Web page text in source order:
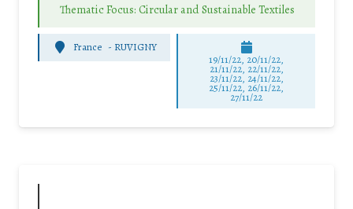
Thematic Focus: Circular and Sustainable Textiles
France - RUVIGNY
19/11/22, 20/11/22,
21/11/22, 22/11/22,
23/11/22, 24/11/22,
25/11/22, 26/11/22,
27/11/22